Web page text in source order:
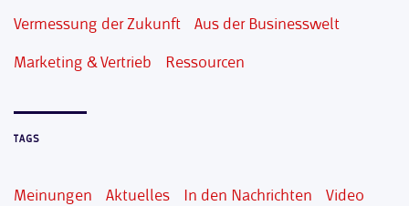
Vermessung der Zukunft Aus der Businesswelt
Marketing & Vertrieb Ressourcen
TAGS
Meinungen Aktuelles In den Nachrichten Video